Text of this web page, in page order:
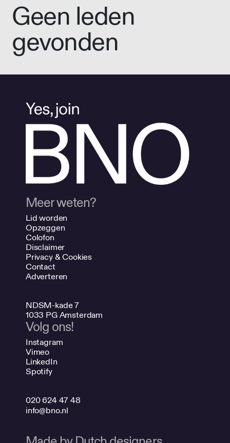
Geen leden
gevonden
Meer weten?
Lid worden
Opzeggen
Colofon
Disclaimer
Privacy & Cookies
Contact
Adverteren
NDSM-kade 7
1033 PG Amsterdam
Volg ons!
Instagram
Vimeo
LinkedIn
Spotify
020 624 47 48
info@bno.nl